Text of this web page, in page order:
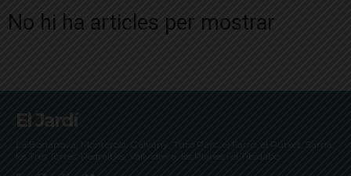
No hi ha articles per mostrar
El Jardí
La Bonanova, Monterols, Galvany, Turó Parc, el Farró, el Putxet, Sarrià,
les Tres Torres, Pedralbes, Vallvidrera, les Planes i el Tibidabo